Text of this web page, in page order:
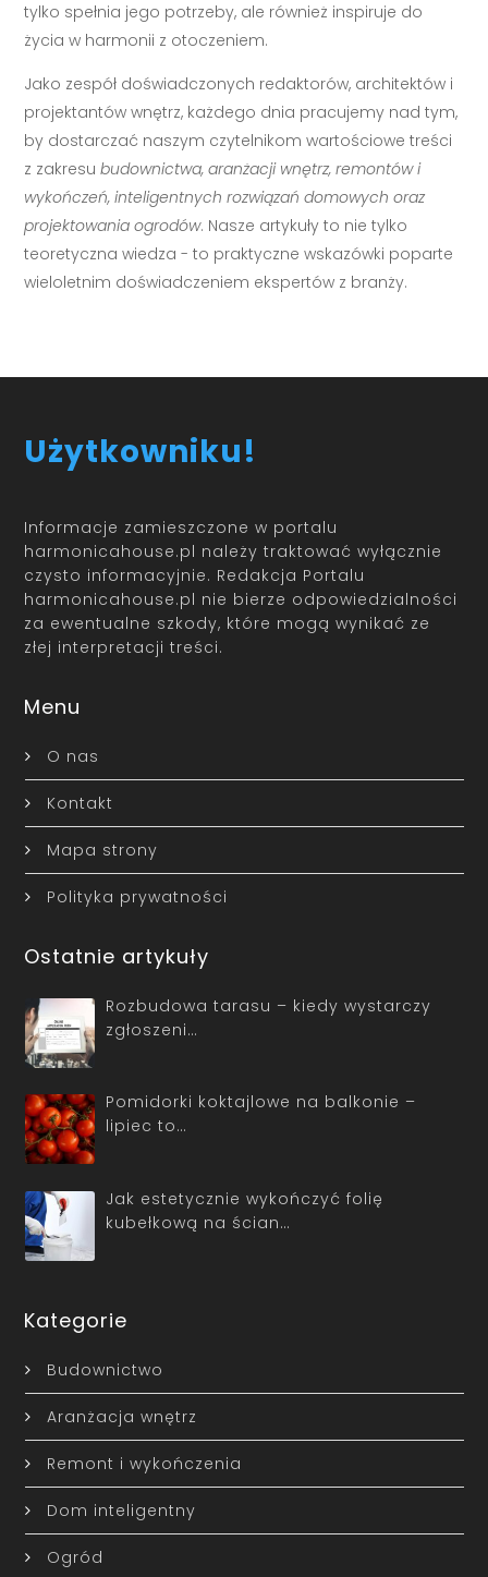
tylko spełnia jego potrzeby, ale również inspiruje do
życia w harmonii z otoczeniem.
Jako zespół doświadczonych redaktorów, architektów i
projektantów wnętrz, każdego dnia pracujemy nad tym,
by dostarczać naszym czytelnikom wartościowe treści
z zakresubudownictwa, aranżacji wnętrz, remontów i
wykończeń, inteligentnych rozwiązań domowych oraz
projektowania ogrodów. Nasze artykuły to nie tylko
teoretyczna wiedza - to praktyczne wskazówki poparte
wieloletnim doświadczeniem ekspertów z branży.
Użytkowniku!
Informacje zamieszczone w portalu
harmonicahouse.pl należy traktować wyłącznie
czysto informacyjnie. Redakcja Portalu
harmonicahouse.pl nie bierze odpowiedzialności
za ewentualne szkody, które mogą wynikać ze
złej interpretacji treści.
Menu
O nas
Kontakt
Mapa strony
Polityka prywatności
Ostatnie artykuły
Rozbudowa tarasu – kiedy wystarczy
zgłoszeni…
Pomidorki koktajlowe na balkonie –
lipiec to…
Jak estetycznie wykończyć folię
kubełkową na ścian…
Kategorie
Budownictwo
Aranżacja wnętrz
Remont i wykończenia
Dom inteligentny
Ogród